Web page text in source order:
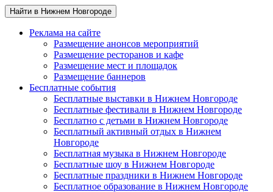
Найти в Нижнем Новгороде
Реклама на сайте
Размещение анонсов мероприятий
Размещение ресторанов и кафе
Размещение мест и площадок
Размещение баннеров
Бесплатные события
Бесплатные выставки в Нижнем Новгороде
Бесплатные фестивали в Нижнем Новгороде
Бесплатно с детьми в Нижнем Новгороде
Бесплатный активный отдых в Нижнем
Новгороде
Бесплатная музыка в Нижнем Новгороде
Бесплатные шоу в Нижнем Новгороде
Бесплатные праздники в Нижнем Новгороде
Бесплатное образование в Нижнем Новгороде